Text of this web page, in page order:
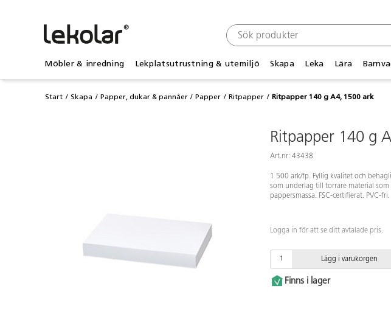
Möbler & inredning Lekplatsutrustning & utemiljö Skapa Leka Lära
Start Skapa Papper, dukar & pannåer Papper Ritpapper Ritpapper 140 g A4, 1500 ark
Ritpapper 140 g
Art.nr: 43438
1 500 ark/fp. Fyllig kvalitet och
som underlag till torrare material
pappersmassa. FSC-certifierat. PVC-fri.
Logga in för att se ditt avtalade pris.
Lägg i varukorgen
Finns i lager